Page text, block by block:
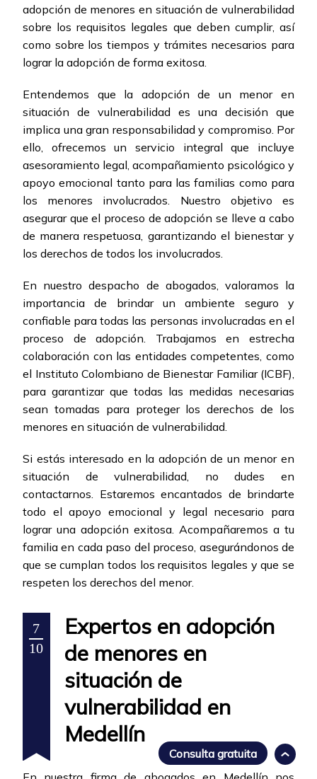
adopción de menores en situación de vulnerabilidad
sobre los requisitos legales que deben cumplir, así
como sobre los tiempos y trámites necesarios para
lograr la adopción de forma exitosa.
Entendemos que la adopción de un menor en
situación de vulnerabilidad es una decisión que
implica una gran responsabilidad y compromiso. Por
ello, ofrecemos un servicio integral que incluye
asesoramiento legal, acompañamiento psicológico y
apoyo emocional tanto para las familias como para
los menores involucrados. Nuestro objetivo es
asegurar que el proceso de adopción se lleve a cabo
de manera respetuosa, garantizando el bienestar y
los derechos de todos los involucrados.
En nuestro despacho de abogados, valoramos la
importancia de brindar un ambiente seguro y
confiable para todas las personas involucradas en el
proceso de adopción. Trabajamos en estrecha
colaboración con las entidades competentes, como
el Instituto Colombiano de Bienestar Familiar (ICBF),
para garantizar que todas las medidas necesarias
sean tomadas para proteger los derechos de los
menores en situación de vulnerabilidad.
Si estás interesado en la adopción de un menor en
situación de vulnerabilidad, no dudes en
contactarnos. Estaremos encantados de brindarte
todo el apoyo emocional y legal necesario para
lograr una adopción exitosa. Acompañaremos a tu
familia en cada paso del proceso, asegurándonos de
que se cumplan todos los requisitos legales y que se
respeten los derechos del menor.
7
10
Expertos en adopción
de menores en
situación de
vulnerabilidad en
Medellín
Consulta gratuita